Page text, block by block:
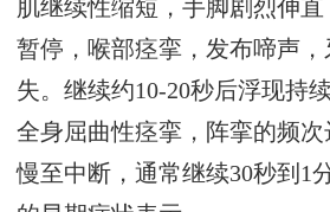
肌继续性缩短，手脚剧烈伸
暂停，喉部痉挛，发布啼声
失。继续约10-20秒后浮现持
全身屈曲性痉挛，阵挛的频
慢至中断，通常继续30秒到1